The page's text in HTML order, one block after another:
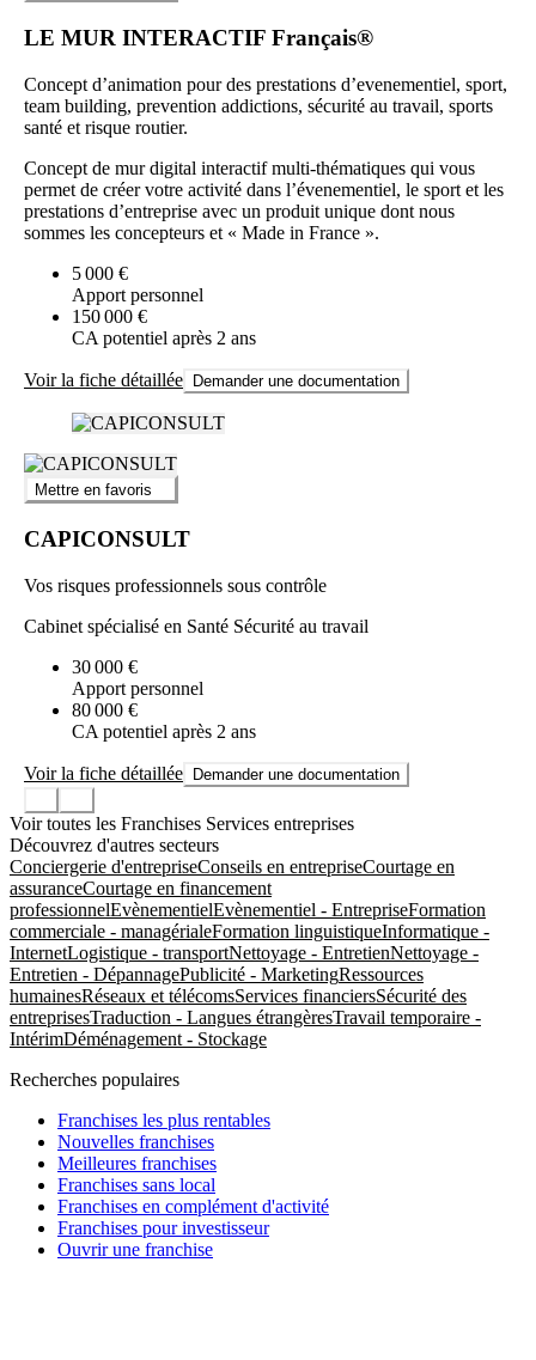
LE MUR INTERACTIF Français®
Concept d’animation pour des prestations d’evenementiel, sport,
team building, prevention addictions, sécurité au travail, sports
santé et risque routier.
Concept de mur digital interactif multi-thématiques qui vous
permet de créer votre activité dans l’évenementiel, le sport et les
prestations d’entreprise avec un produit unique dont nous
sommes les concepteurs et « Made in France ».
5 000 €
Apport personnel
150 000 €
CA potentiel après 2 ans
Voir la fiche détaillée Demander une documentation
Mettre en favoris
CAPICONSULT
Vos risques professionnels sous contrôle
Cabinet spécialisé en Santé Sécurité au travail
30 000 €
Apport personnel
80 000 €
CA potentiel après 2 ans
Voir la fiche détaillée Demander une documentation
Voir toutes les Franchises Services entreprises
Découvrez d'autres secteurs
Conciergerie d'entrepriseConseils en entrepriseCourtage en
assuranceCourtage en financement
professionnelEvènementielEvènementiel - EntrepriseFormation
commerciale - managérialeFormation linguistiqueInformatique -
InternetLogistique - transportNettoyage - EntretienNettoyage -
Entretien - DépannagePublicité - MarketingRessources
humainesRéseaux et télécomsServices financiersSécurité des
entreprisesTraduction - Langues étrangèresTravail temporaire -
IntérimDéménagement - Stockage
Recherches populaires
Franchises les plus rentables
Nouvelles franchises
Meilleures franchises
Franchises sans local
Franchises en complément d'activité
Franchises pour investisseur
Ouvrir une franchise